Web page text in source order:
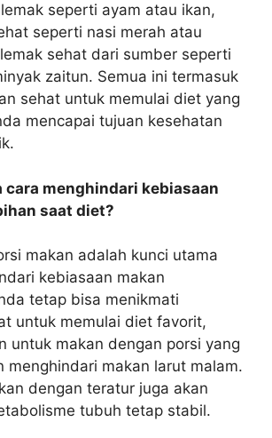
seperti ayam atau ikan,
seperti nasi merah atau
sehat dari sumber seperti
zaitun. Semua ini termasuk
sehat untuk memulai diet yang
mencapai tujuan kesehatan
cara menghindari kebiasaan
saat diet?
makan adalah kunci utama
kebiasaan makan
tetap bisa menikmati
untuk memulai diet favorit,
untuk makan dengan porsi yang
menghindari makan larut malam.
dengan teratur juga akan
tubuh tetap stabil.